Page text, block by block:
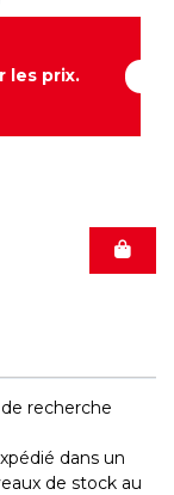
les prix.
recherche
dans un
de stock au